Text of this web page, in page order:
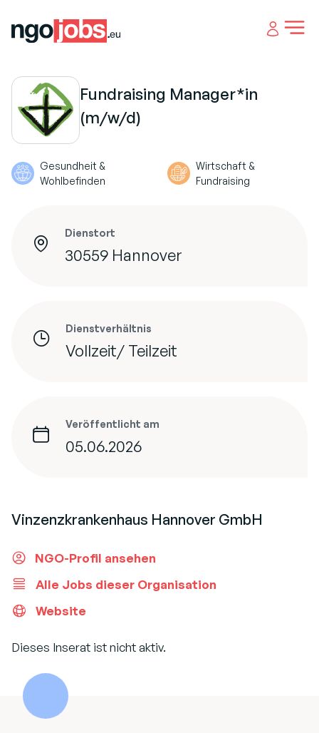
Open
Fundraising Manager*in
(m/w/d)
Gesundheit &
Wohlbefinden
Wirtschaft &
Fundraising
Dienstort
30559 Hannover
Dienstverhältnis
Vollzeit/ Teilzeit
Veröffentlicht am
05.06.2026
Vinzenzkrankenhaus Hannover GmbH
NGO-Profil ansehen
Alle Jobs dieser Organisation
Website
Dieses Inserat ist nicht aktiv.